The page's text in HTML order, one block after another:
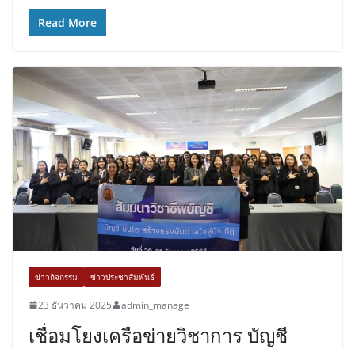
Read More
ข่าวกิจกรรม ข่าวประชาสัมพันธ์
23 ธันวาคม 2025 admin_manage
เชื่อมโยงเครือข่ายวิชาการ บัญชี